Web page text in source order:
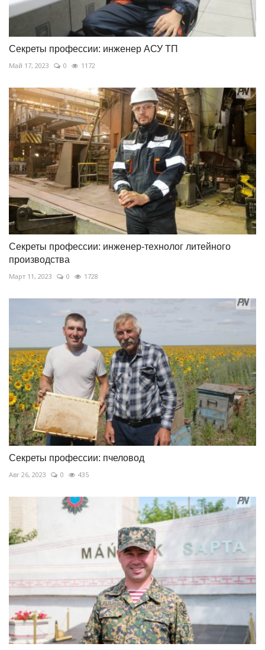
Секреты профессии: инженер АСУ ТП
Май 17, 2023 0 1172
Секреты профессии: инженер-технолог литейного
производства
Март 11, 2023 0 1728
Секреты профессии: пчеловод
Авг 26, 2023 0 435